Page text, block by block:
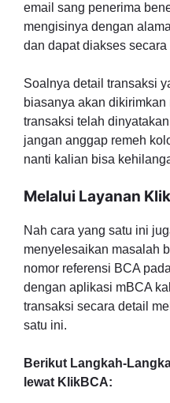
email sang penerima
mengisinya dengan
dan dapat diakses secara
Soalnya detail transaksi
biasanya akan
transaksi telah
jangan anggap remeh
nanti kalian bisa
Melalui Layanan
Nah cara yang satu ini
menyelesaikan masalah
nomor referensi BCA
dengan aplikasi mBCA
transaksi secara detail
satu ini.
Berikut Langkah-
lewat KlikBCA: